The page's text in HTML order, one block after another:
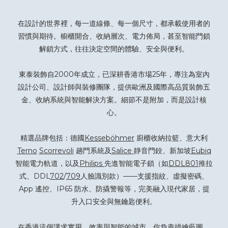
在設計的世界裡，每一道線條、每一個尺寸，都承載使用者的
習慣與期待。櫥櫃開合、收納層次、電力佈局，甚至智能門鎖
解鎖方式，往往決定空間的體驗、安全與便利。
東泰裝飾自2000年成立，已深耕香港市場25年，專注為室內
設計公司、設計師與裝修團隊，提供歐洲及國際高品質裝飾五
金、收納系統與智能解決方案。細節不是附加，而是設計核
心。
精選品牌包括：德國Kesseböhmer 廚櫃收納拉籃、意大利
Terno Scorrevoli 趟門系統及Salice 靜音門鉸、新加坡Eubiq
智能電力軌道，以及 Philips 先進智能電子鎖（如DDL801推拉
式、DDL702/709人臉識別款）——支援指紋、虛擬密碼、
App 遙控、IP65 防水、防撬警報等，完美融入現代家居，提
升入口安全與無鑰匙便利。